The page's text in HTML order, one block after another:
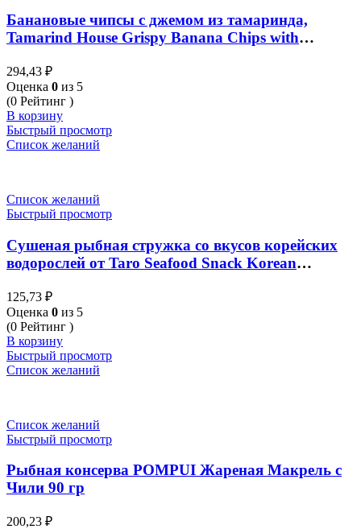
Банановые чипсы с джемом из тамаринда,
Tamarind House Grispy Banana Chips with
294,43 ₽
Оценка 0 из 5
(0 Рейтинг )
В корзину
Быстрый просмотр
Список желаний
Список желаний
Быстрый просмотр
Сушеная рыбная стружка со вкусов корейских
водорослей от Taro Seafood Snack Korean
125,73 ₽
Оценка 0 из 5
(0 Рейтинг )
В корзину
Быстрый просмотр
Список желаний
Список желаний
Быстрый просмотр
Рыбная консерва POMPUI Жареная Макрель с
Чили 90 гр
200,23 ₽